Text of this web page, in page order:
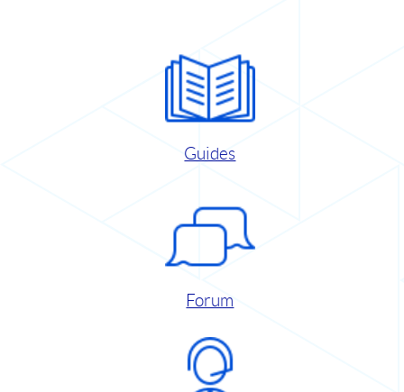
Guides
Forum